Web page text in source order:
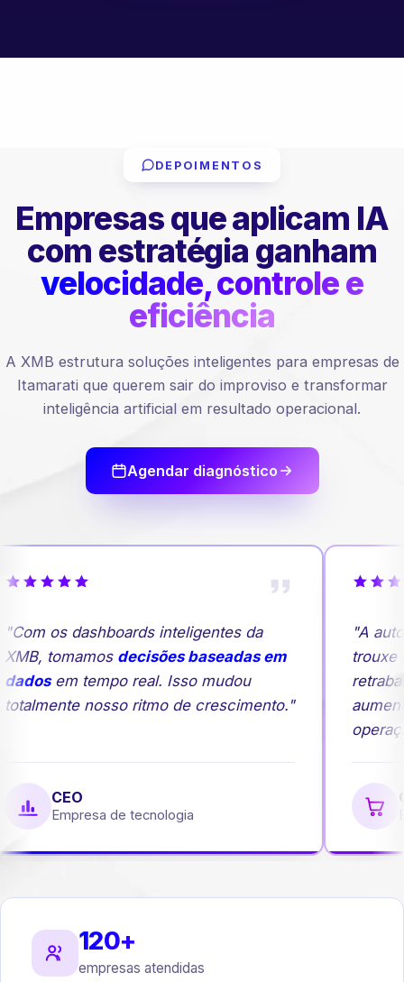
DEPOIMENTOS
Empresas que aplicam IA
com estratégia ganham
velocidade, controle e
eficiência
A XMB estrutura soluções inteligentes para empresas de
Itamarati que querem sair do improviso e transformar
inteligência artificial em resultado operacional.
Agendar diagnóstico
os dashboards inteligentes da
tomamosdecisões baseadas em
em tempo real. Isso mudou
nosso ritmo de crescimento."
CEO
Empresa de tecnologia
"A
trouxe
120+
empresas atendidas